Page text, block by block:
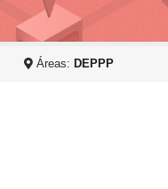
Áreas: DEPPP